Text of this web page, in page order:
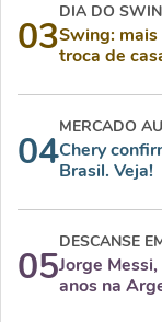
03
DIA DO
Swing:
troca de
04
MERCADO
Chery
Brasil. Veja!
05
DESCANSE
Jorge
anos na